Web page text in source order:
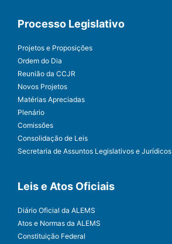
Processo Legislativo
Projetos e Proposições
Ordem do Dia
Reunião da CCJR
Novos Projetos
Matérias Apreciadas
Plenário
Comissões
Consolidação de Leis
Secretaria de Assuntos Legislativos e Jurídicos
Leis e Atos Oficiais
Diário Oficial da ALEMS
Atos e Normas da ALEMS
Constituição Federal